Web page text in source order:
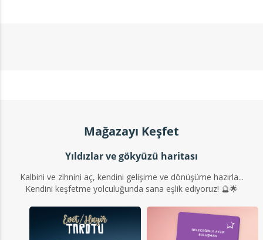
Mağazayı Keşfet
Yıldızlar ve gökyüzü haritası
Kalbini ve zihnini aç, kendini gelişime ve dönüşüme hazırla...
Kendini keşfetme yolculuğunda sana eşlik ediyoruz! 🔮🌟